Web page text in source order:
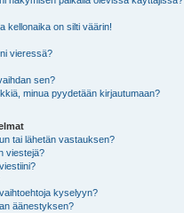
kellonaika on silti väärin!
vieressä?
sen?
minua pyydetään kirjautumaan?
tai lähetän vastauksen?
viestejä?
kyselyyn?
äänestyksen?